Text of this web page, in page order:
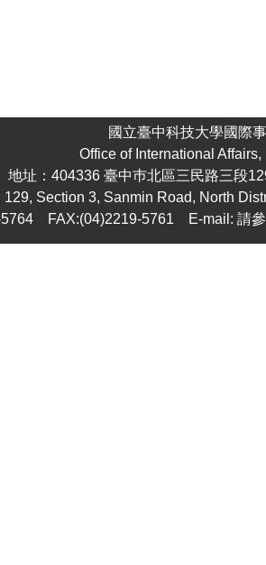
國立臺中科技大學國際
Office of International
地址：404336 臺中巿北區三民路三段
Section 3, Sanmin Road, North
5764 FAX:(04)2219-5761
E-mail: 請